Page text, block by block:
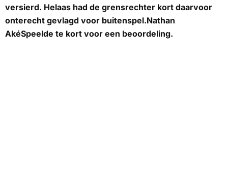
versierd. Helaas had de grensrechter kort daarvoor
onterecht gevlagd voor buitenspel.Nathan
AkéSpeelde te kort voor een beoordeling.